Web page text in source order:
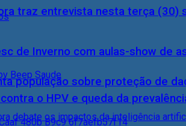
traz entrevista nesta terça (30)
população sobre proteção de
de Inverno com aulas-show de
o HPV e queda da